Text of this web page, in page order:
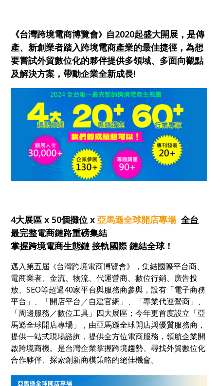
《台灣跨境電商博覽會》 自2020起盛大開展，是傳
產、新創業者踏入跨境電商產業的最佳捷徑，為想
要嘗試外貿數位化的夥伴提供多領域、多面向觀點
及解決方案，帶動企業全新成長!
4大展區 x 50個攤位 x 亞馬遜全球開店專場 全台
最完整電商鏈路重磅集結
掌握跨境電商生態鏈 接軌國際 鏈結全球！
邁入第五屆 《台灣跨境電商博覽會》，集結國際平台商、
電商業者、金流、物流、代運營商、數位行銷、廣告投
放、SEO等超過40家平台與服務商參與，設有「電子商務
平台」、「開店平台／自建官網」、「專業代運營商」、
「周邊服務／數位工具」四大展區；今年更首度設立「亞
馬遜全球開店專場」，由亞馬遜全球開店與優質服務商，
提供一站式現場諮詢，提供全方位電商服務，領航企業開
啟跨境商機。是台灣企業掌握跨境趨勢、尋找外貿數位化
合作夥伴、探索創新商模策略的絕佳機會。